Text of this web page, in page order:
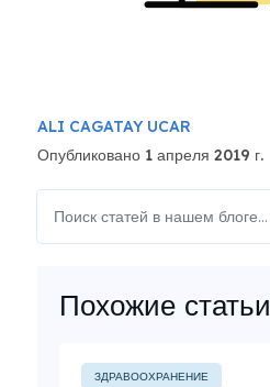
ALI CAGATAY UCAR
Опубликовано 1 апреля 2019 г.
Похожие статьи
ЗДРАВООХРАНЕНИЕ